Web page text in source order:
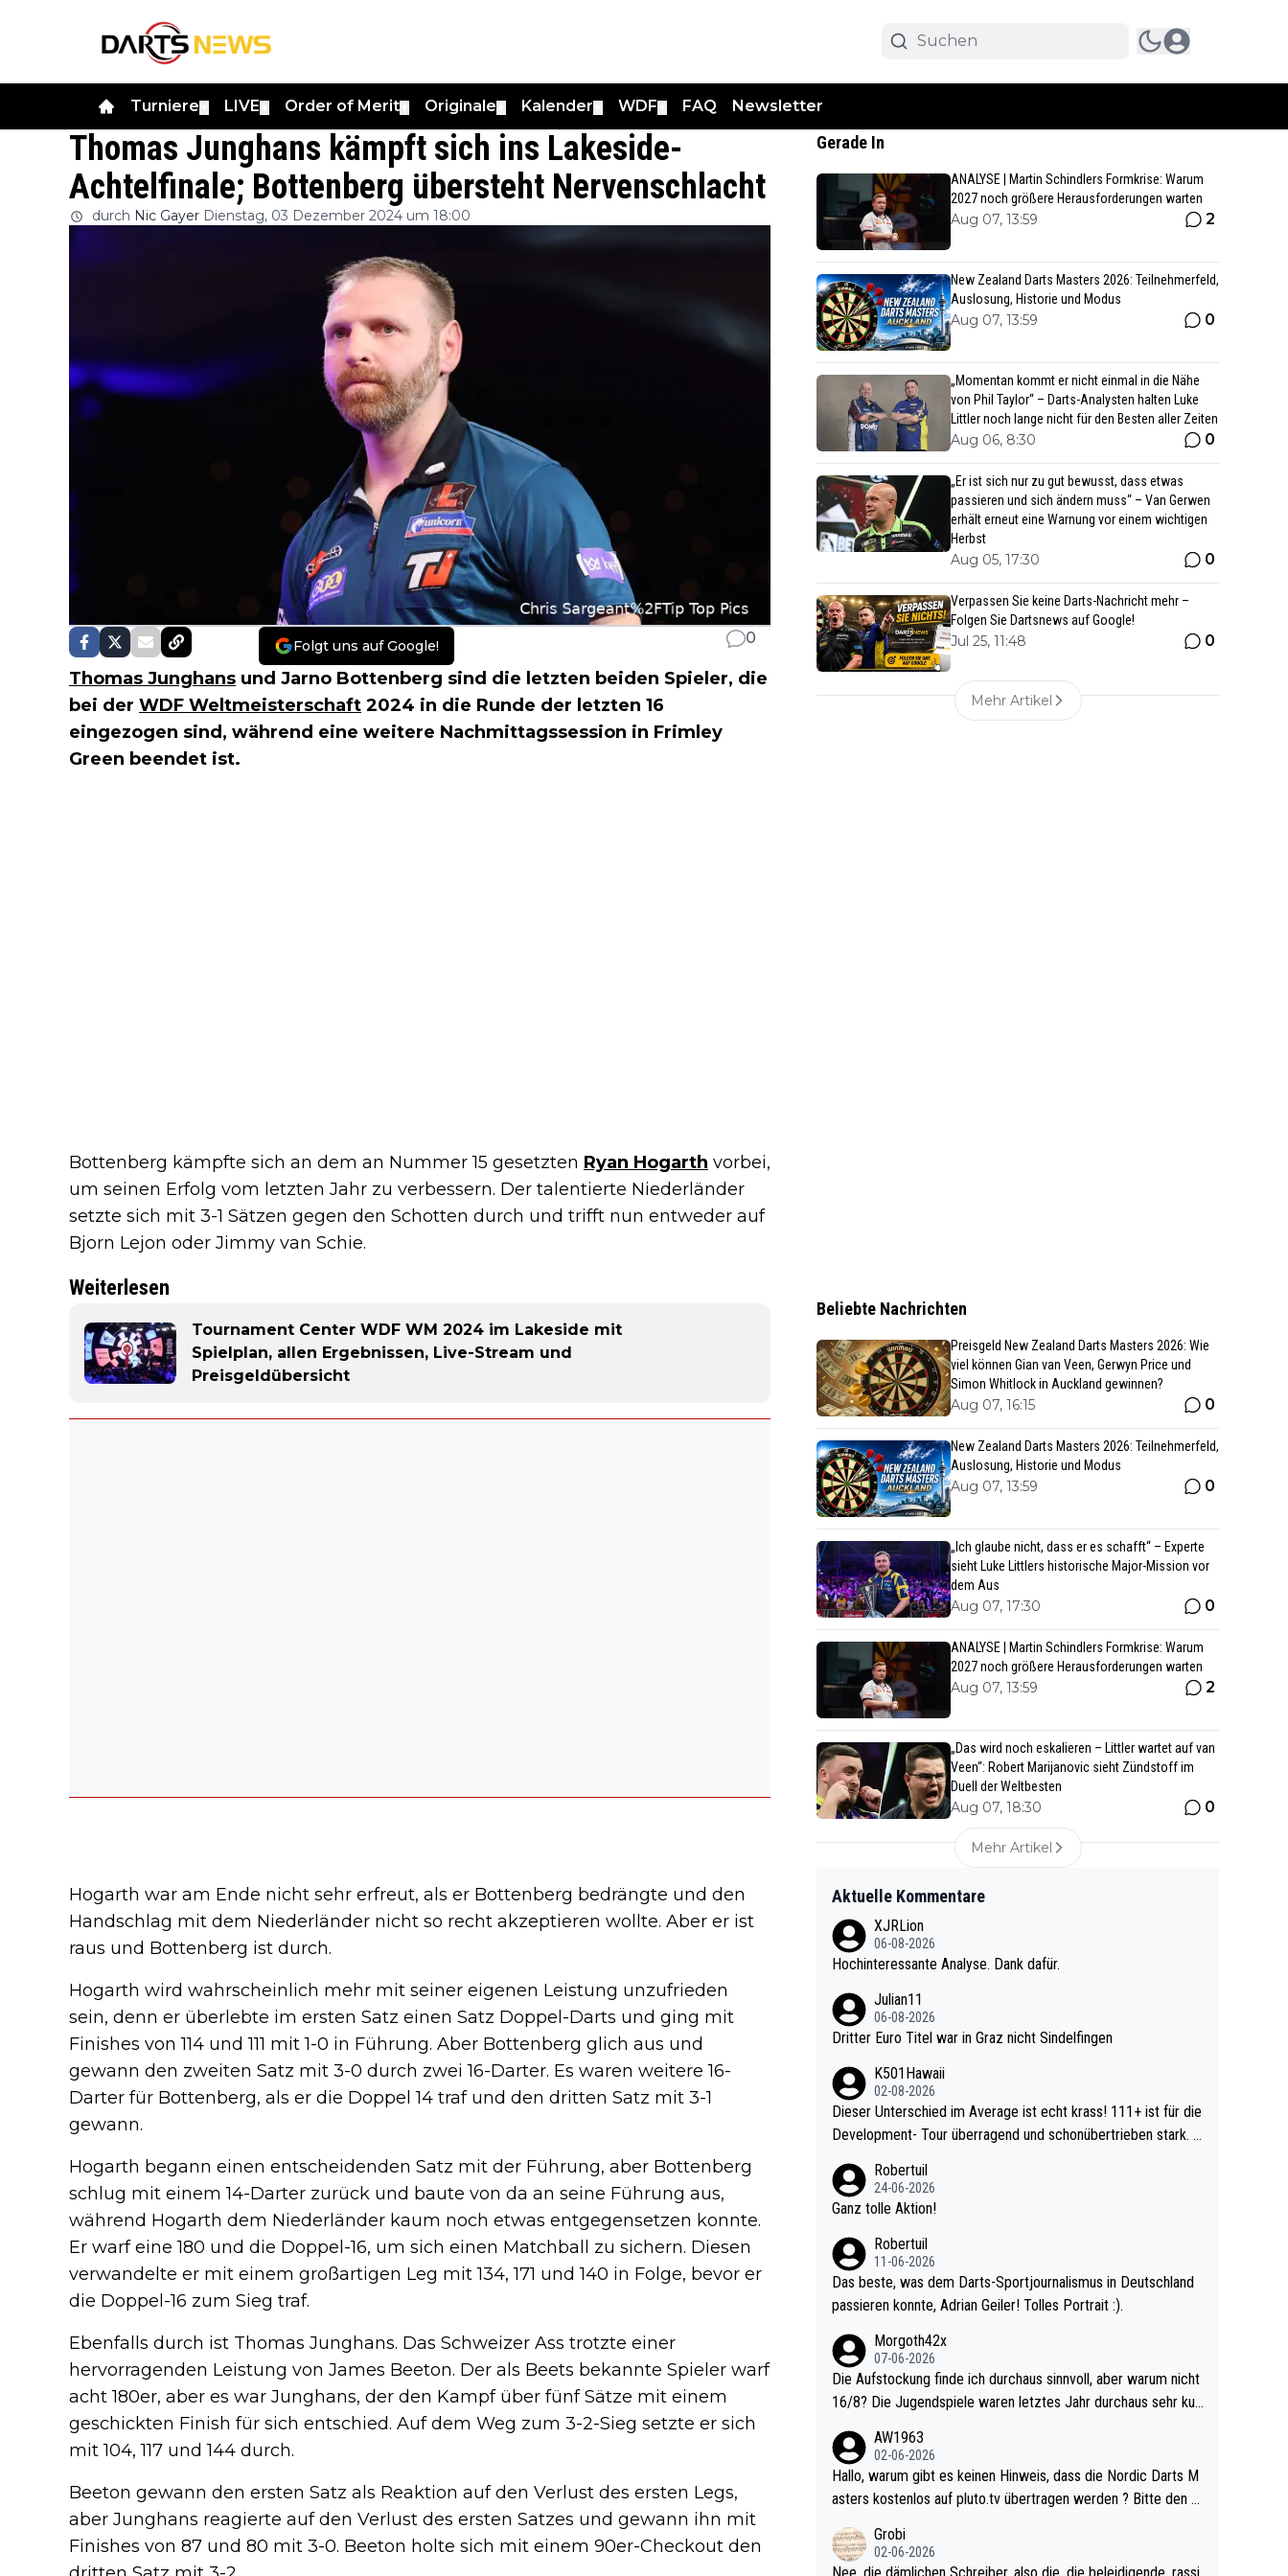
Turniere LIVE Order of Merit Originale Kalender WDF FAQ Newsletter
Thomas Junghans kämpft sich ins Lakeside-
Achtelfinale; Bottenberg übersteht Nervenschlacht
durch Nic Gayer Dienstag, 03 Dezember 2024 um 18:00
Folgt uns auf Google! 0
Thomas Junghans und Jarno Bottenberg sind die letzten beiden Spieler, die
bei der WDF Weltmeisterschaft 2024 in die Runde der letzten 16
eingezogen sind, während eine weitere Nachmittagssession in Frimley
Green beendet ist.
Bottenberg kämpfte sich an dem an Nummer 15 gesetzten Ryan Hogarth vorbei,
um seinen Erfolg vom letzten Jahr zu verbessern. Der talentierte Niederländer
setzte sich mit 3-1 Sätzen gegen den Schotten durch und trifft nun entweder auf
Bjorn Lejon oder Jimmy van Schie.
Weiterlesen
Tournament Center WDF WM 2024 im Lakeside mit
Spielplan, allen Ergebnissen, Live-Stream und
Preisgeldübersicht
Hogarth war am Ende nicht sehr erfreut, als er Bottenberg bedrängte und den
Handschlag mit dem Niederländer nicht so recht akzeptieren wollte. Aber er ist
raus und Bottenberg ist durch.
Hogarth wird wahrscheinlich mehr mit seiner eigenen Leistung unzufrieden
sein, denn er überlebte im ersten Satz einen Satz Doppel-Darts und ging mit
Finishes von 114 und 111 mit 1-0 in Führung. Aber Bottenberg glich aus und
gewann den zweiten Satz mit 3-0 durch zwei 16-Darter. Es waren weitere 16-
Darter für Bottenberg, als er die Doppel 14 traf und den dritten Satz mit 3-1
gewann.
Hogarth begann einen entscheidenden Satz mit der Führung, aber Bottenberg
schlug mit einem 14-Darter zurück und baute von da an seine Führung aus,
während Hogarth dem Niederländer kaum noch etwas entgegensetzen konnte.
Er warf eine 180 und die Doppel-16, um sich einen Matchball zu sichern. Diesen
verwandelte er mit einem großartigen Leg mit 134, 171 und 140 in Folge, bevor er
die Doppel-16 zum Sieg traf.
Ebenfalls durch ist Thomas Junghans. Das Schweizer Ass trotzte einer
hervorragenden Leistung von James Beeton. Der als Beets bekannte Spieler warf
acht 180er, aber es war Junghans, der den Kampf über fünf Sätze mit einem
geschickten Finish für sich entschied. Auf dem Weg zum 3-2-Sieg setzte er sich
mit 104, 117 und 144 durch.
Beeton gewann den ersten Satz als Reaktion auf den Verlust des ersten Legs,
aber Junghans reagierte auf den Verlust des ersten Satzes und gewann ihn mit
Finishes von 87 und 80 mit 3-0. Beeton holte sich mit einem 90er-Checkout den
Gerade In
ANALYSE | Martin Schindlers Formkrise: Warum
2027 noch größere Herausforderungen warten
Aug 07, 13:59 2
New Zealand Darts Masters 2026: Teilnehmerfeld,
Auslosung, Historie und Modus
Aug 07, 13:59 0
„Momentan kommt er nicht einmal in die Nähe
von Phil Taylor“ – Darts-Analysten halten Luke
Littler noch lange nicht für den Besten aller Zeiten
Aug 06, 8:30 0
„Er ist sich nur zu gut bewusst, dass etwas
passieren und sich ändern muss“ – Van Gerwen
erhält erneut eine Warnung vor einem wichtigen
Herbst
Aug 05, 17:30 0
Verpassen Sie keine Darts-Nachricht mehr –
Folgen Sie Dartsnews auf Google!
Jul 25, 11:48 0
Mehr Artikel
Beliebte Nachrichten
Preisgeld New Zealand Darts Masters 2026: Wie
viel können Gian van Veen, Gerwyn Price und
Simon Whitlock in Auckland gewinnen?
Aug 07, 16:15 0
New Zealand Darts Masters 2026: Teilnehmerfeld,
Auslosung, Historie und Modus
Aug 07, 13:59 0
„Ich glaube nicht, dass er es schafft“ – Experte
sieht Luke Littlers historische Major-Mission vor
dem Aus
Aug 07, 17:30 0
ANALYSE | Martin Schindlers Formkrise: Warum
2027 noch größere Herausforderungen warten
Aug 07, 13:59 2
„Das wird noch eskalieren – Littler wartet auf van
Veen“: Robert Marijanovic sieht Zündstoff im
Duell der Weltbesten
Aug 07, 18:30 0
Mehr Artikel
Aktuelle Kommentare
XJRLion
06-08-2026
Hochinteressante Analyse. Dank dafür.
Julian11
06-08-2026
Dritter Euro Titel war in Graz nicht Sindelfingen
K501Hawaii
02-08-2026
Dieser Unterschied im Average ist echt krass! 111+ ist für die
Development- Tour überragend und schonübertrieben stark. U
e mal 40+ erst recht. Da gewinnst keinen Blumentopf - ist ja n
och krasser wie ein Pokalspiel eines Kreisligisten vs einem Bu
Robertuil
24-06-2026
Ganz tolle Aktion!
Robertuil
11-06-2026
Das beste, was dem Darts-Sportjournalismus in Deutschland
passieren konnte, Adrian Geiler! Tolles Portrait :).
Morgoth42x
07-06-2026
Die Aufstockung finde ich durchaus sinnvoll, aber warum nicht
16/8? Die Jugendspiele waren letztes Jahr durchaus sehr kur
l. Allerdings ist Mitchell Lawrie als Nummer 1 der Welt eh quali
fiziert. Somit ändert die automatische Qualifikation des Weltm
eisters erstmal nichts. Ich denke sie wollen damit für nächste
d wohl wenig WDF Turniere spielen. Dies war bei Archie Self l
etztes Jahr der Fall. Er musste als amtierender Weltmeister d
AW1963
02-06-2026
Hallo, warum gibt es keinen Hinweis, dass die Nordic Darts M
asters kostenlos auf pluto.tv übertragen werden ? Bitte den A
Grobi
02-06-2026